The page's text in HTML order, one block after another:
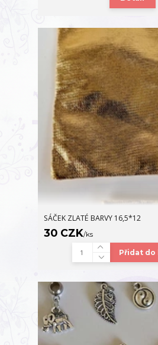
SÁČEK ZLATÉ BARVY 16,5*12
30 CZK/ks
Přidat do